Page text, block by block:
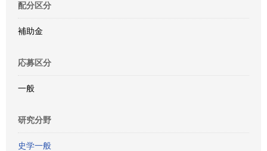
配分区分
補助金
応募区分
一般
研究分野
史学一般